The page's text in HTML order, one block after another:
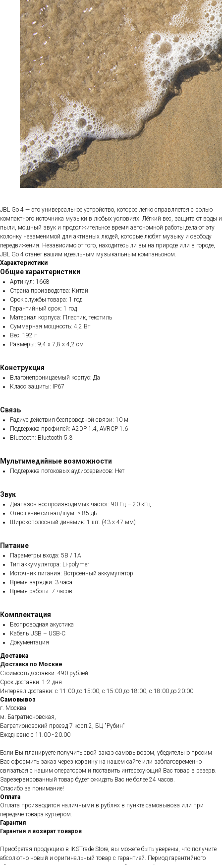
JBL Go 4 — это универсальное устройство, которое легко справляется с ролью
компактного источника музыки в любых условиях. Лёгкий вес, защита от воды и
пыли, мощный звук и продолжительное время автономной работы делают эту
колонку незаменимой для активных людей, которые любят музыку и свободу
передвижения. Независимо от того, находитесь ли вы на природе или в городе,
JBL Go 4 станет вашим идеальным музыкальным компаньоном.
Характеристики
Общие характеристики
Артикул: 1668
Страна производства: Китай
Срок службы товара: 1 год
Гарантийный срок: 1 год
Материал корпуса: Пластик, текстиль
Суммарная мощность: 4,2 Вт
Вес: 192 г
Размеры: 9,4 x 7,8 x 4,2 см
Конструкция
Влагонепроницаемый корпус: Да
Класс защиты: IP67
Связь
Радиус действия беспроводной связи: 10 м
Поддержка профилей: A2DP 1.4, AVRCP 1.6
Bluetooth: Bluetooth 5.3
Мультимедийные возможности
Поддержка потоковых аудиосервисов: Нет
Звук
Диапазон воспроизводимых частот: 90 Гц – 20 кГц
Отношение сигнал/шум: > 85 дБ
Широкополосный динамик: 1 шт. (43 x 47 мм)
Питание
Параметры входа: 5В / 1А
Тип аккумулятора: Li-polymer
Источник питания: Встроенный аккумулятор
Время зарядки: 3 часа
Время работы: 7 часов
Комплектация
Беспроводная акустика
Кабель USB – USB-C
Документация
Доставка
Доставка по Москве
Стоимость доставки: 490 рублей
Срок доставки: 1-2 дня
Интервал доставки: с 11:00 до 15:00, с 15:00 до 18:00, с 18:00 до 20:00
Самовывоз
г. Москва
м. Багратионовская,
Багратионовский проезд 7 корп.2, БЦ "Рубин"
Ежедневно c 11.00 - 20.00
Если Вы планируете получить свой заказ самовывозом, убедительно просим
Вас оформить заказ через корзину на нашем сайте или заблаговременно
связаться с нашим оператором и поставить интересующий Вас товар в резерв.
Зарезервированный товар будет ожидать Вас не более 24 часов.
Спасибо за понимание!
Оплата
Оплата производится наличными в рублях в пункте самовывоза или при
передаче товара курьером.
Гарантия
Гарантия и возврат товаров
Приобретая продукцию в IKSTrade Store, вы можете быть уверены, что получите
абсолютно новый и оригинальный товар с гарантией. Период гарантийного